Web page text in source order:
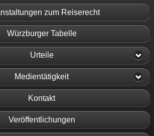
zum Reiserecht
Würzburger Tabelle
Urteile
Medientätigkeit
Kontakt
Veröffentlichungen